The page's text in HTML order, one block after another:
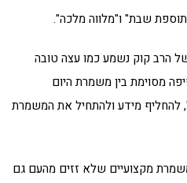
שבת" ו"מלווה מלכה".
הרב קוק נשמע כמו עצה טובה
מסוימת בין משמרת היום
להחליף מידע ולהתחיל את המשמרת
מקצועיים שלא זזים מהעם גם